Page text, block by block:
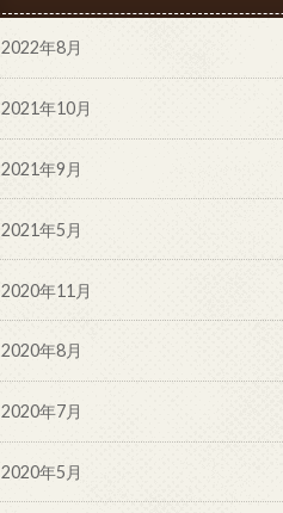
2022年8月
2021年10月
2021年9月
2021年5月
2020年11月
2020年8月
2020年7月
2020年5月